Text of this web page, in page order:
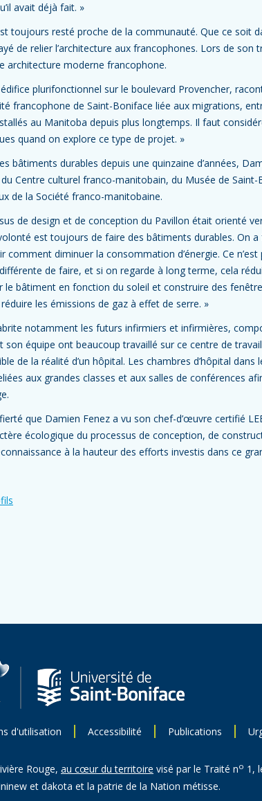
avait déjà fait. »
toujours resté proche de la communauté. Que ce soit
de relier l’architecture aux francophones. Lors de son
architecture moderne francophone.
édifice plurifonctionnel sur le boulevard Provencher,
francophone de Saint-Boniface liée aux migrations,
au Manitoba depuis plus longtemps. Il faut
quand on explore ce type de projet. »
bâtiments durables depuis une quinzaine d’années,
Centre culturel franco-manitobain, du Musée de
de la Société franco-manitobaine.
de design et de conception du Pavillon était orienté
est toujours de faire des bâtiments durables. On
comment diminuer la consommation d’énergie. Ce n’est
de faire, et si on regarde à long terme, cela
le bâtiment en fonction du soleil et construire des
les émissions de gaz à effet de serre. »
notamment les futurs infirmiers et infirmières,
son équipe ont beaucoup travaillé sur ce centre de
de la réalité d’un hôpital. Les chambres d’hôpital
aux grandes classes et aux salles de conférences
que Damien Fenez a vu son chef-d’œuvre certifié
écologique du processus de conception, de
à la hauteur des efforts investis dans ce
d'utilisation Accessibilité Publications
Rouge, au cœur du territoire visé par le Traité no 1,
et dakota et la patrie de la Nation métisse.